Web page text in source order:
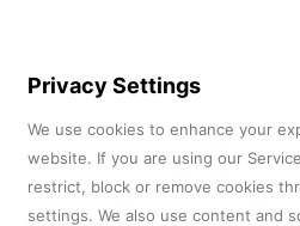
Privacy Settings
We use cookies to enhance your
website. If you are using our
restrict, block or remove cookies
settings. We also use content and